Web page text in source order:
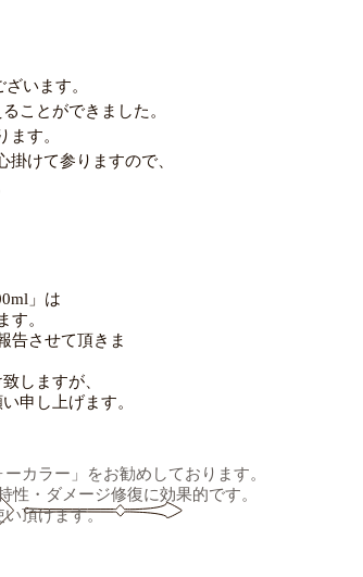
います。
ことができました。
ます。
けて参りますので、
」は
す。
告させて頂きま
しますが、
申し上げます。
カラー」をお勧めしております。
・ダメージ修復に効果的です。
い頂けます。